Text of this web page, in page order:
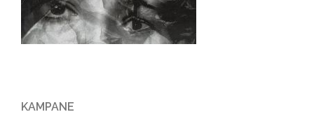
KAMPANE